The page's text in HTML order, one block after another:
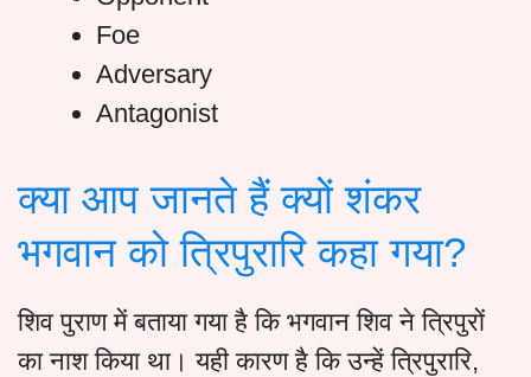
Foe
Adversary
Antagonist
क्या आप जानते हैं क्यों शंकर
भगवान को त्रिपुरारि कहा गया?
शिव पुराण में बताया गया है कि भगवान शिव ने त्रिपुरों
का नाश किया था। यही कारण है कि उन्हें त्रिपुरारि,